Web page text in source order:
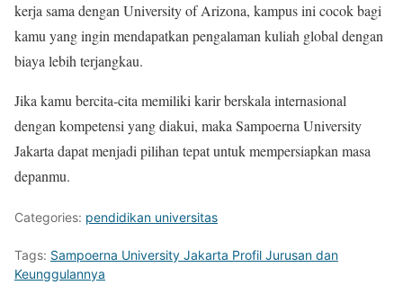
kerja sama dengan University of Arizona, kampus ini cocok bagi
kamu yang ingin mendapatkan pengalaman kuliah global dengan
biaya lebih terjangkau.
Jika kamu bercita-cita memiliki karir berskala internasional
dengan kompetensi yang diakui, maka Sampoerna University
Jakarta dapat menjadi pilihan tepat untuk mempersiapkan masa
depanmu.
Categories: pendidikan universitas
Tags: Sampoerna University Jakarta Profil Jurusan dan
Keunggulannya